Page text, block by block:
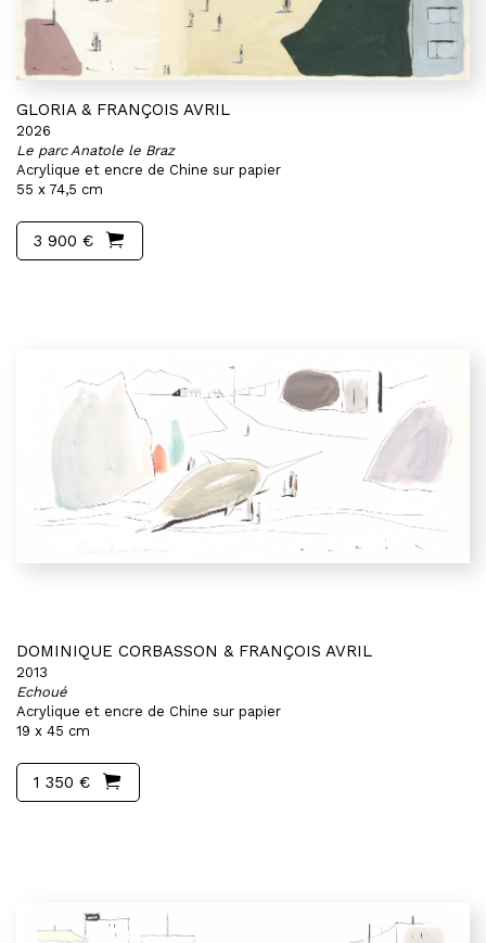
GLORIA & FRANÇOIS AVRIL
2026
Le parc Anatole le Braz
Acrylique et encre de Chine sur papier
55 x 74,5 cm
3 900 €
DOMINIQUE CORBASSON & FRANÇOIS AVRIL
2013
Echoué
Acrylique et encre de Chine sur papier
19 x 45 cm
1 350 €